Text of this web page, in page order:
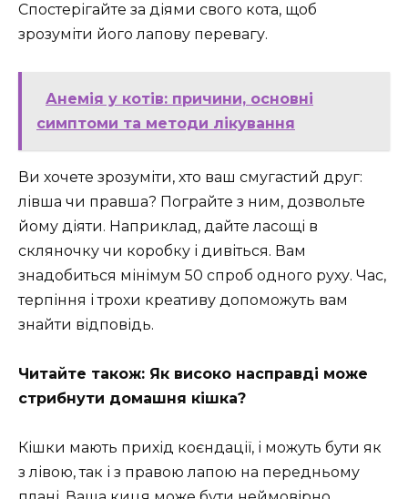
Спостерігайте за діями свого кота, щоб
зрозуміти його лапову перевагу.
Анемія у котів: причини, основні
симптоми та методи лікування
Ви хочете зрозуміти, хто ваш смугастий друг:
лівша чи правша? Пограйте з ним, дозвольте
йому діяти. Наприклад, дайте ласощі в
скляночку чи коробку і дивіться. Вам
знадобиться мінімум 50 спроб одного руху. Час,
терпіння і трохи креативу допоможуть вам
знайти відповідь.
Читайте також: Як високо насправді може
стрибнути домашня кішка?
Кішки мають прихід коєндації, і можуть бути як
з лівою, так і з правою лапою на передньому